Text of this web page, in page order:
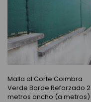
Malla al Corte Coimbra
Verde Borde Reforzado 2
metros ancho (a metros)